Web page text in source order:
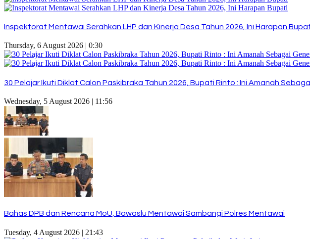
Inspektorat Mentawai Serahkan LHP dan Kinerja Desa Tahun 2026, Ini Harapan
Thursday, 6 August 2026 | 0:30
30 Pelajar Ikuti Diklat Calon Paskibraka Tahun 2026, Bupati Rinto : Ini Amanah
Wednesday, 5 August 2026 | 11:56
Bahas DPB dan Rencana MoU, Bawaslu Mentawai Sambangi Polres Mentawai
Tuesday, 4 August 2026 | 21:43